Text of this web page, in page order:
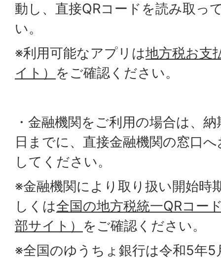
動し、直接QRコードを読み取っ
い。
※利用可能なアプリは地方税お支
イト） をご確認ください。
・金融機関をご利用の場合は、
日までに、直接金融機関の窓口
してください。
※金融機関により取り扱い開始時
しくは全国の地方税統一QRコー
部サイト） をご確認ください。
※全国のゆうちょ銀行は令和5年